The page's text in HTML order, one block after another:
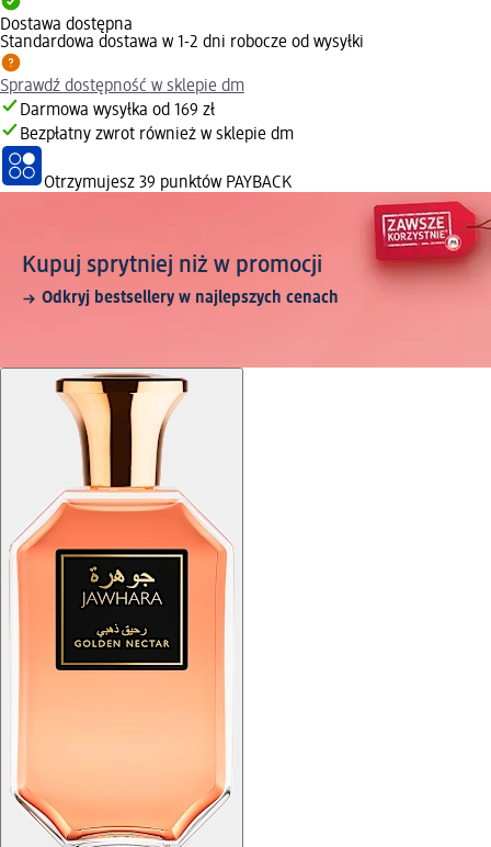
Dostawa dostępna
Standardowa dostawa w 1-2 dni robocze od wysyłki
Sprawdź dostępność w sklepie dm
Darmowa wysyłka od 169 zł
Bezpłatny zwrot również w sklepie dm
Otrzymujesz 39 punktów PAYBACK
Kupuj sprytniej niż w promocji
Odkryj bestsellery w najlepszych cenach